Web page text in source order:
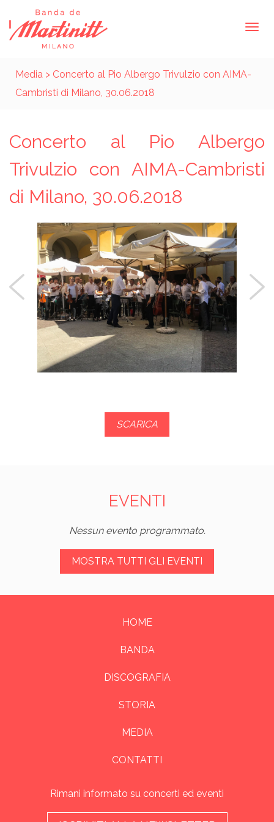
Media > Concerto al Pio Albergo Trivulzio con AIMA-
Cambristi di Milano, 30.06.2018
Concerto al Pio Albergo
Trivulzio con AIMA-Cambristi
di Milano, 30.06.2018
SCARICA
EVENTI
Nessun evento programmato.
MOSTRA TUTTI GLI EVENTI
HOME
BANDA
DISCOGRAFIA
STORIA
MEDIA
CONTATTI
Rimani informato su concerti ed eventi